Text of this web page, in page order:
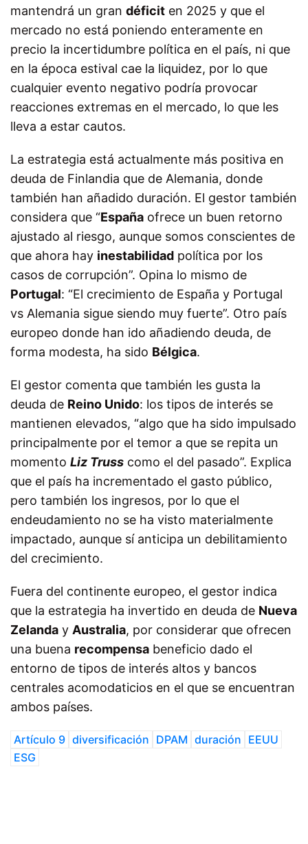
mantendrá un gran déficit en 2025 y que el
mercado no está poniendo enteramente en
precio la incertidumbre política en el país, ni que
en la época estival cae la liquidez, por lo que
cualquier evento negativo podría provocar
reacciones extremas en el mercado, lo que les
lleva a estar cautos.
La estrategia está actualmente más positiva en
deuda de Finlandia que de Alemania, donde
también han añadido duración. El gestor también
considera que “España ofrece un buen retorno
ajustado al riesgo, aunque somos conscientes de
que ahora hay inestabilidad política por los
casos de corrupción”. Opina lo mismo de
Portugal: “El crecimiento de España y Portugal
vs Alemania sigue siendo muy fuerte”. Otro país
europeo donde han ido añadiendo deuda, de
forma modesta, ha sido Bélgica.
El gestor comenta que también les gusta la
deuda de Reino Unido: los tipos de interés se
mantienen elevados, “algo que ha sido impulsado
principalmente por el temor a que se repita un
momento Liz Truss como el del pasado”. Explica
que el país ha incrementado el gasto público,
pero también los ingresos, por lo que el
endeudamiento no se ha visto materialmente
impactado, aunque sí anticipa un debilitamiento
del crecimiento.
Fuera del continente europeo, el gestor indica
que la estrategia ha invertido en deuda de Nueva
Zelanda y Australia, por considerar que ofrecen
una buena recompensa beneficio dado el
entorno de tipos de interés altos y bancos
centrales acomodaticios en el que se encuentran
ambos países.
Artículo 9 diversificación DPAM duración EEUU
ESG